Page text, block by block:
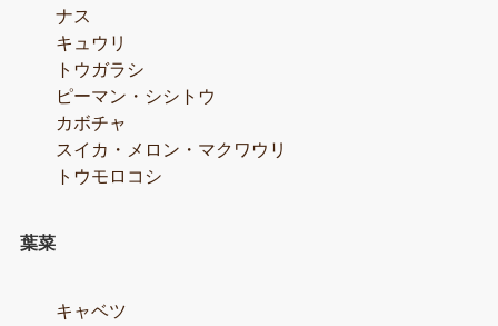
ナス
キュウリ
トウガラシ
ピーマン・シシトウ
カボチャ
スイカ・メロン・マクワウリ
トウモロコシ
葉菜
キャベツ